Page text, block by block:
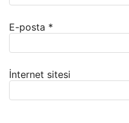
E-posta *
İnternet sitesi